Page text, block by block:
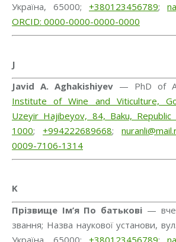
Україна, 65000; +380123456789;
ORCID: 0000-0000-0000-0000
J
Javid А. Aghakishiyev — PhD of
Institute of Wine and Viticulture,
Uzeyir Hajibeyov, 84, Baku,
1000; +994222689668;
0009-7106-1314
K
Прізвище Ім’я По батькові —
звання; Назва наукової установи,
Україна, 65000; +380123456789;